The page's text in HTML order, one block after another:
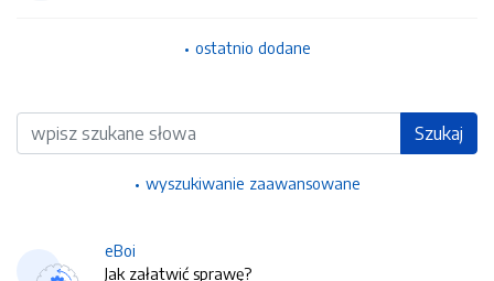
ostatnio dodane
Wyszukiwarka Szukaj
wyszukiwanie zaawansowane
eBoi
Jak załatwić sprawę?